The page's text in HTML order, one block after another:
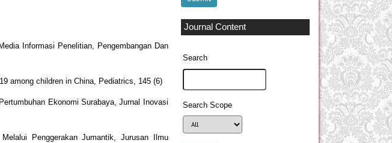
Journal Content
Search
Search Scope
Informasi Penelitian, Pengembangan Dan
among children in China, Pediatrics, 145 (6)
Ekonomi Surabaya, Jurnal Inovasi
Penggerakan Jumantik, Jurusan Ilmu